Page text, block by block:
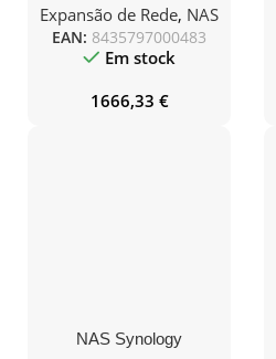
Bahías 3.5″- 2.5″/ 8GB
DDR4/ 16TB/ Formato
Torre
Expansão de Rede, NAS
EAN: 8435797000483
Em stock
1666,33 €
NAS Synology